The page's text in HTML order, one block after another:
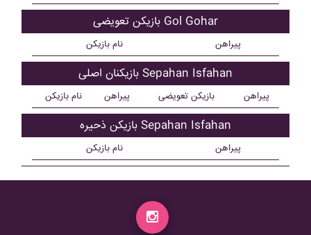
بازیکن تعویضی Gol Gohar
نام بازیکن پیراهن
بازیکنان اصلی Sepahan Isfahan
نام بازیکن پیراهن بازیکن تعویضی پیراهن
بازیکن ذحیره Sepahan Isfahan
نام بازیکن پیراهن